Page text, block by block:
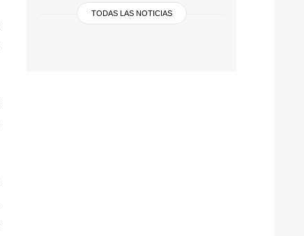
TODAS LAS NOTICIAS